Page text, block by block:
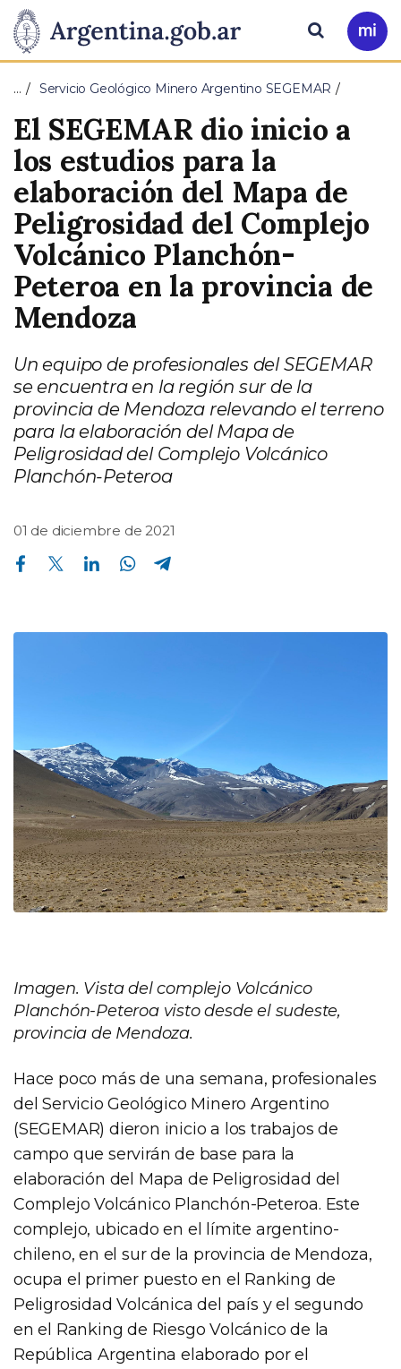
Presidencia
de
la
Nación
Pasar al contenido principal
Ir
a
Buscar
… Servicio Geológico Minero Argentino SEGEMAR
El SEGEMAR dio inicio a
los estudios para la
elaboración del Mapa de
Peligrosidad del Complejo
Volcánico Planchón-
Peteroa en la provincia de
Mendoza
Un equipo de profesionales del SEGEMAR
se encuentra en la región sur de la
provincia de Mendoza relevando el terreno
para la elaboración del Mapa de
Peligrosidad del Complejo Volcánico
Planchón-Peteroa
01 de diciembre de 2021
Compartir en Facebook Compartir en Twitter Compartir en Linkedin Compartir en Whatsapp
Imagen. Vista del complejo Volcánico
Planchón-Peteroa visto desde el sudeste,
provincia de Mendoza.
Hace poco más de una semana, profesionales
del Servicio Geológico Minero Argentino
(SEGEMAR) dieron inicio a los trabajos de
campo que servirán de base para la
elaboración del Mapa de Peligrosidad del
Complejo Volcánico Planchón-Peteroa. Este
complejo, ubicado en el límite argentino-
chileno, en el sur de la provincia de Mendoza,
ocupa el primer puesto en el Ranking de
Peligrosidad Volcánica del país y el segundo
en el Ranking de Riesgo Volcánico de la
República Argentina elaborado por el